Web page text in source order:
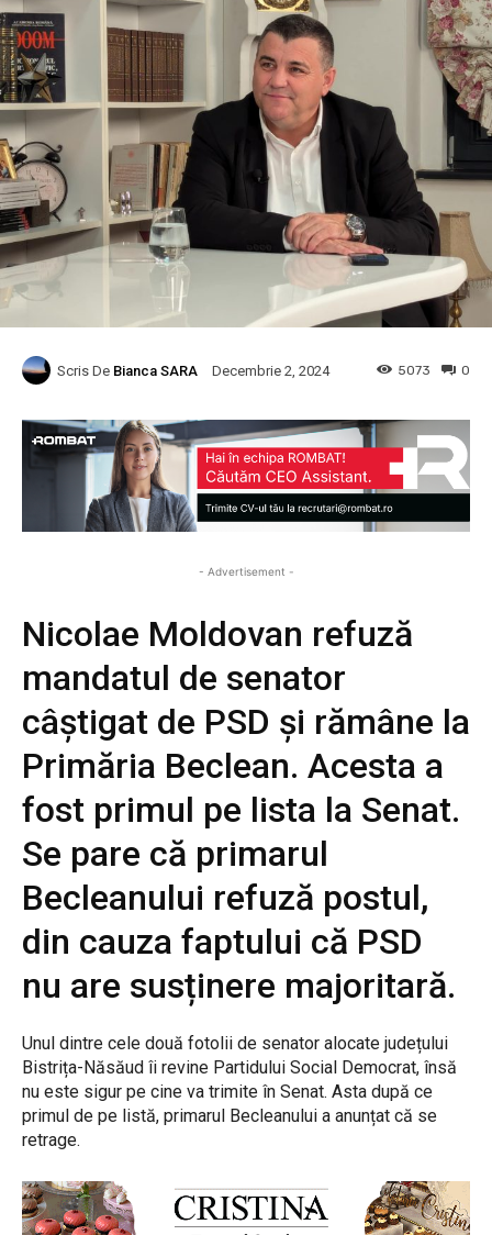
Scris De Bianca SARA Decembrie 2, 2024 0
5073
- Advertisement -
Nicolae Moldovan refuză
mandatul de senator
câștigat de PSD și rămâne la
Primăria Beclean. Acesta a
fost primul pe lista la Senat.
Se pare că primarul
Becleanului refuză postul,
din cauza faptului că PSD
nu are susținere majoritară.
Unul dintre cele două fotolii de senator alocate județului
Bistrița-Năsăud îi revine Partidului Social Democrat, însă
nu este sigur pe cine va trimite în Senat. Asta după ce
primul de pe listă, primarul Becleanului a anunțat că se
retrage.